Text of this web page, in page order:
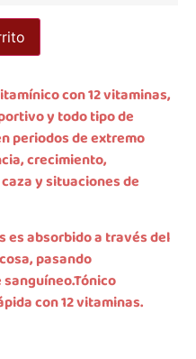
con 12 vitaminas,
y todo tipo de
periodos de extremo
crecimiento,
y situaciones de
es absorbido a través del
pasando
con 12 vitaminas.